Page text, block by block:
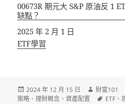
00673R 期元大 S&P 原油反 1
缺點？
日期
2025 年 2 月 1 日
關於
ETF學習
發
佈
2024 年 12 月 15 日
作
者
財富101
策略 、理財概念 、資產配置
標
ETF 、